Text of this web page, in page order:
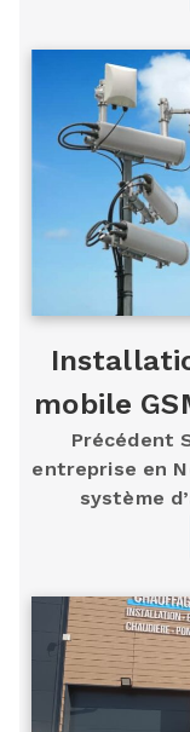
mobile
Précédent
entreprise en
système